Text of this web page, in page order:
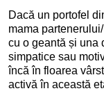
Dacă un portofel
mama
cu o geantă și una
simpatice sau
încă în floarea
activă în această